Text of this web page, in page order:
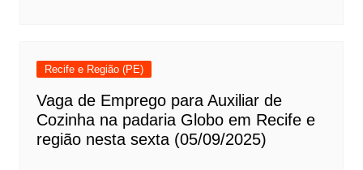
Recife e Região (PE)
Vaga de Emprego para Auxiliar de
Cozinha na padaria Globo em Recife e
região nesta sexta (05/09/2025)